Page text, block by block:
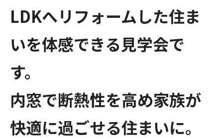
LDKへリフォームした住ま
いを体感できる見学会で
す。
内窓で断熱性を高め家族が
快適に過ごせる住まいに。